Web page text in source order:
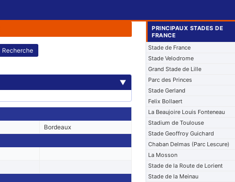
Recherche
▼
Bordeaux
PRINCIPAUX STADES DE
FRANCE
Stade de France
Stade Velodrome
Grand Stade de Lille
Parc des Princes
Stade Gerland
Felix Bollaert
La Beaujoire Louis Fonteneau
Stadium de Toulouse
Stade Geoffroy Guichard
Chaban Delmas (Parc Lescure)
La Mosson
Stade de la Route de Lorient
Stade de la Meinau